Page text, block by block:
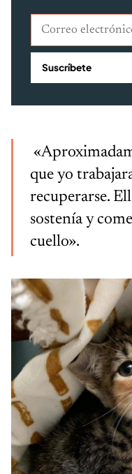
Correo electrónico
Suscríbete
que yo
recuperarse.
sostenía y
cuello».